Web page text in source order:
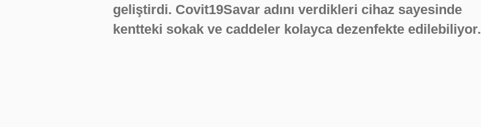
geliştirdi. Covit19Savar adını verdikleri cihaz sayesinde
kentteki sokak ve caddeler kolayca dezenfekte edilebiliyor.